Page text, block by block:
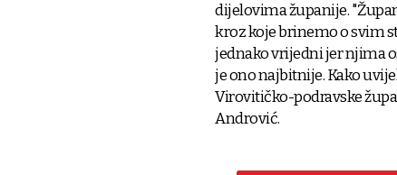
dijelovima županije.
kroz koje brinemo o svim
jednako vrijedni jer njima
je ono najbitnije. Kako
Virovitičko-podravske
Andrović.